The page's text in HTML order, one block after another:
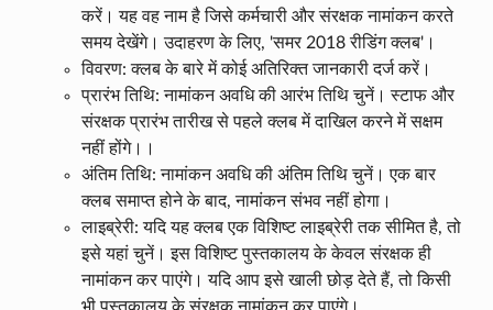
करें। यह वह नाम है जिसे कर्मचारी और संरक्षक नामांकन करते
समय देखेंगे। उदाहरण के लिए, 'समर 2018 रीडिंग क्लब'।
विवरण: क्लब के बारे में कोई अतिरिक्त जानकारी दर्ज करें।
प्रारंभ तिथि: नामांकन अवधि की आरंभ तिथि चुनें। स्टाफ और
संरक्षक प्रारंभ तारीख से पहले क्लब में दाखिल करने में सक्षम
नहीं होंगे।।
अंतिम तिथि: नामांकन अवधि की अंतिम तिथि चुनें। एक बार
क्लब समाप्त होने के बाद, नामांकन संभव नहीं होगा।
लाइब्रेरी: यदि यह क्लब एक विशिष्ट लाइब्रेरी तक सीमित है, तो
इसे यहां चुनें। इस विशिष्ट पुस्तकालय के केवल संरक्षक ही
नामांकन कर पाएंगे। यदि आप इसे खाली छोड़ देते हैं, तो किसी
भी पुस्तकालय के संरक्षक नामांकन कर पाएंगे।